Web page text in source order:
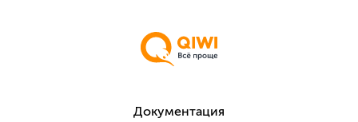
Документация